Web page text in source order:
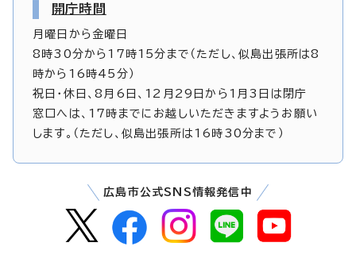
開庁時間
月曜日から金曜日
8時30分から17時15分まで（ただし、似島出張所は8
時から16時45分）
祝日・休日、8月6日、12月29日から1月3日は閉庁
窓口へは、17時までにお越しいただきますようお願い
します。（ただし、似島出張所は16時30分まで）
広島市公式SNS情報発信中